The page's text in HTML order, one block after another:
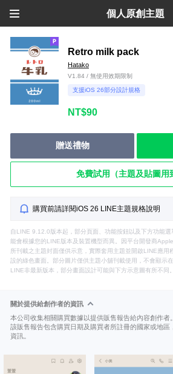
個人原創主題
Retro milk pack
Hatako
V1.84 / 無使用效期限制
支援iOS 26部分設計規格
NT$90
贈送禮物
免費試用（主題及貼圖用
購買前請詳閱iOS 26 LINE主題規格說明
自LINE 9.12.0版本起，部分頁面、功能按鈕以及下方功能
能會根據您的LINE版本及裝置機型而異。因平台開發商
所刊載之主題封面僅供示意，實際套用主題並開啟LINE應用
設的綠色畫面。部分圖片僅供主題小舖刊載使用，不會顯示
LINE非最新版本，部分畫面設計可能與下方示意圖有所不同。
關於提供給創作者的資訊
本公司收集相關購買數據以提供販售報告給內容創作者。
該販售報告包含購買日期及購買者所註冊的國家或地區
資訊。